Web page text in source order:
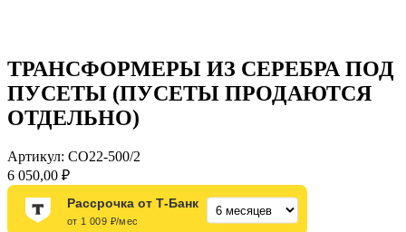
ТРАНСФОРМЕРЫ ИЗ СЕРЕБРА ПОД
ПУСЕТЫ (ПУСЕТЫ ПРОДАЮТСЯ
ОТДЕЛЬНО)
Артикул: СО22-500/2
6 050,00 ₽
Рассрочка от Т-Банк
от 1 009 ₽/мес